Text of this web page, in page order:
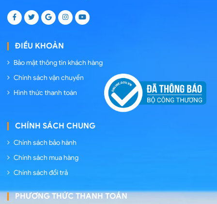
ĐIỀU KHOẢN
Bảo mật thông tin khách hàng
Chính sách vận chuyển
Hình thức thanh toán
CHÍNH SÁCH CHUNG
Chính sách bảo hành
Chính sách mua hàng
Chính sách đổi trả
PHƯƠNG THỨC THANH TOÁN